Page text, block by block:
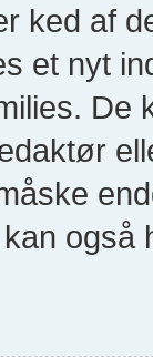
ked af
et nyt